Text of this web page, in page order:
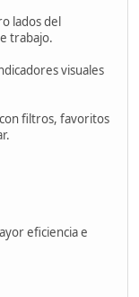
lados del
trabajo.
visuales
filtros, favoritos
eficiencia e